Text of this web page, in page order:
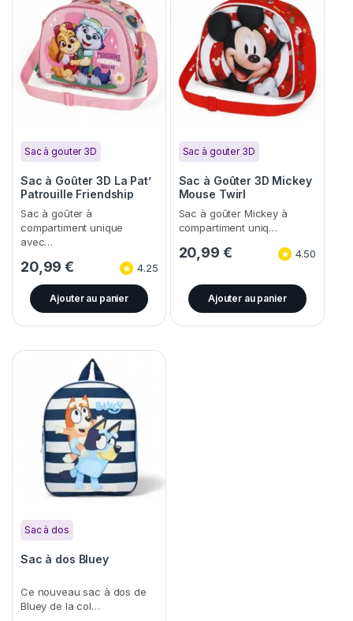
Sac à gouter 3D
Sac à Goûter 3D La Pat’
Patrouille Friendship
Sac à goûter à
compartiment unique
avec…
20,99€ 4.25
Ajouter au panier
Sac à gouter 3D
Sac à Goûter 3D Mickey
Mouse Twirl
Sac à goûter Mickey à
compartiment uniq…
20,99 € 4.50
Ajouter au panier
Sac à dos
Sac à dos Bluey
Ce nouveau sac à dos de
Bluey de la col…